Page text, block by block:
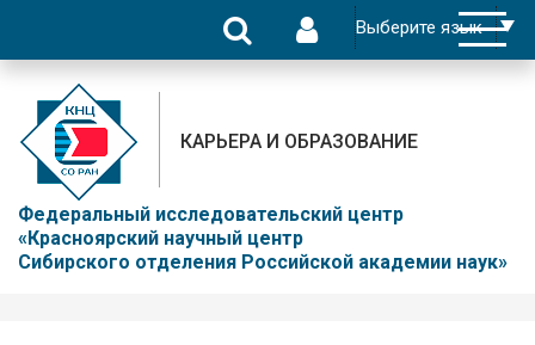
Федеральный исследовательский центр
«Красноярский научный центр
Сибирского отделения Российской академии наук»
КАРЬЕРА И ОБРАЗОВАНИЕ